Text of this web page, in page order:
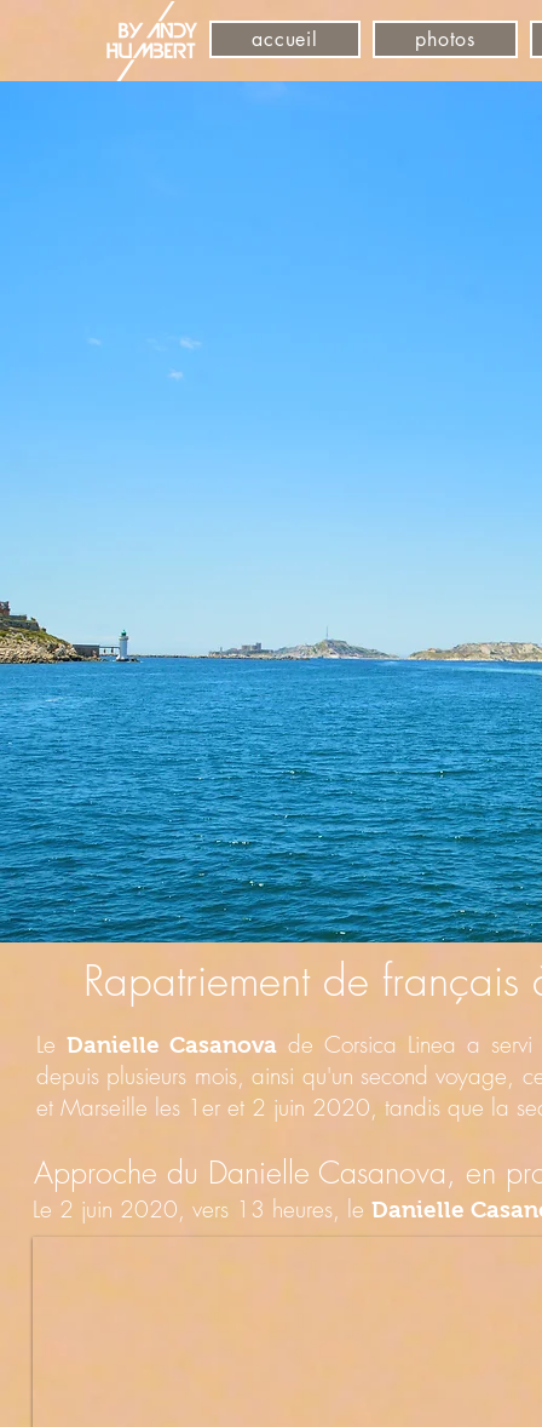
accueil photos
Rapatriement de
Le Danielle Casanova de Corsica Linea a servi
depuis plusieurs mois, ainsi qu'un second voyage,
et Marseille les 1er et 2 juin 2020, tandis que la
Approche du Danielle Casanova, en
Le 2 juin 2020, vers 13 heures, le Danielle